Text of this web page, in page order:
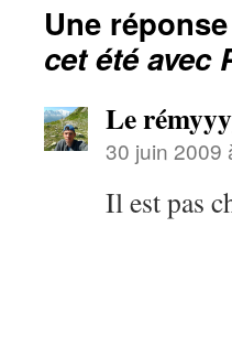
Une
cet été avec
Le
30 juin 2009
Il est pas